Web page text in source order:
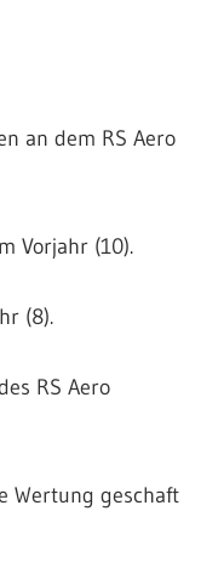
an dem RS Aero
Vorjahr (10).
(8).
RS Aero
Wertung geschaft